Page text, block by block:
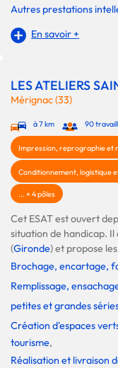
Autres prestations
En savoir +
LES ATELIERS
Mérignac (33)
à 7 km 90
Impression, reprographie et
Conditionnement, logistique
... + 4 pôles
Cet ESAT est ouvert
situation de handicap. Il
(Gironde) et propose
Brochage, encartage,
Remplissage,
petites et grandes
Création d'espaces
tourisme,
Réalisation et livraison